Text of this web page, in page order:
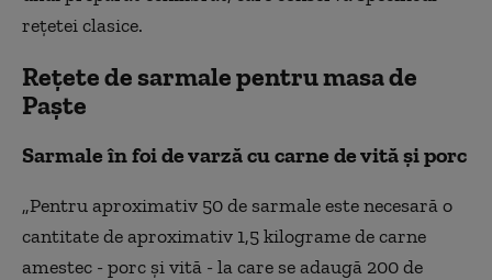
rețetei clasice.
Rețete de sarmale pentru masa de
Paște
Sarmale în foi de varză cu carne de vită și porc
„Pentru aproximativ 50 de sarmale este necesară o
cantitate de aproximativ 1,5 kilograme de carne
amestec - porc și vită - la care se adaugă 200 de